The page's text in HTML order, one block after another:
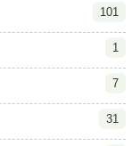
101
1
7
31